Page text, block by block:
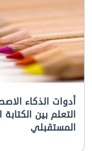
أدوات الذكاء
التعلم بين
المستقبلي